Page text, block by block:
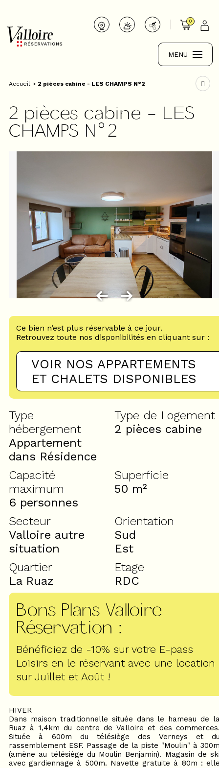
0
MENU
Accueil > 2 pièces cabine - LES CHAMPS N°2
2 pièces cabine - LES
CHAMPS N°2
Ce bien n’est plus réservable à ce jour.
Retrouvez toute nos disponibilités en cliquant sur :
VOIR NOS APPARTEMENTS
ET CHALETS DISPONIBLES
Type
hébergement
Appartement
dans Résidence
Type de Logement
2 pièces cabine
Capacité
maximum
6 personnes
Superficie
50 m²
Secteur
Valloire autre
situation
Orientation
Sud
Est
Quartier
La Ruaz
Etage
RDC
Bons Plans Valloire
Réservation :
Bénéficiez de -10% sur votre E-pass
Loisirs en le réservant avec une location
sur Juillet et Août !
HIVER
Dans maison traditionnelle située dans le hameau de
Ruaz à 1,4km du centre de Valloire et des
Située à 600m du télésiège des Verneys et
rassemblement ESF. Passage de la piste "Moulin" à
(amène au télésiège du Moulin Benjamin). Magasin de
avec gardiennage à 500m. Navette gratuite à 80m :